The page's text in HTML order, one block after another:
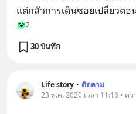
แต่กลัวการเดินซอยเปลี่ยวต
2
30 บันทึก
Life story • ติดตาม
23 พ.ค. 2020 เวลา 11:16 • ค